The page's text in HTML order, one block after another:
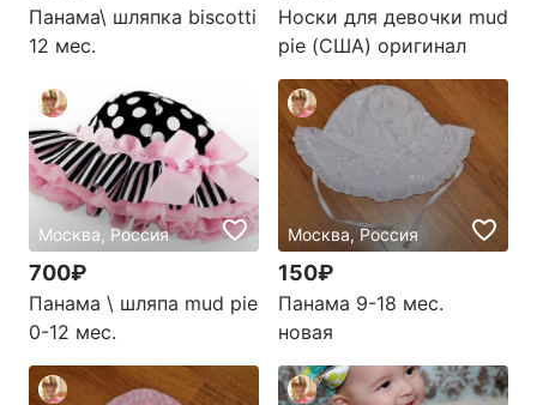
Панама\ шляпка biscotti
12 мес.
Носки для девочки mud
pie (США) оригинал
Москва, Россия
700₽
Панама \ шляпа mud pie
0-12 мес.
Москва, Россия
150₽
Панама 9-18 мес.
новая